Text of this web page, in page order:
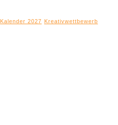
Kalender 2027 Kreativwettbewerb